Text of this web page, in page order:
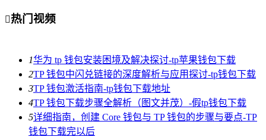
热门视频
1华为 tp 钱包安装困境及解决探讨-tp苹果钱包下载
2TP 钱包中闪兑链接的深度解析与应用探讨-tp钱包下载
3TP 钱包激活指南-tp钱包下载地址
4TP 钱包下载步骤全解析（图文并茂）-假tp钱包下载
5详细指南，创建 Core 钱包与 TP 钱包的步骤与要点-TP
钱包下载完以后